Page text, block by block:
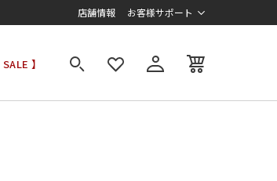
店舗情報 お客様サポート
SALE 】